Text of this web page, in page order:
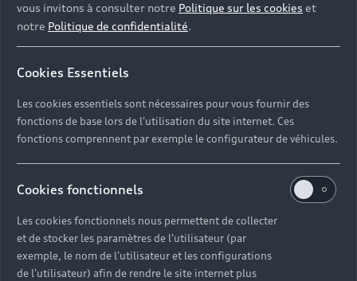
vous invitons à consulter notre Politique sur les cookies et
notre Politique de confidentialité.
Cookies Essentiels
Les cookies essentiels sont nécessaires pour vous fournir des
fonctions de base lors de l'utilisation du site internet. Ces
fonctions comprennent par exemple le configurateur de véhicules.
Cookies fonctionnels
Les cookies fonctionnels nous permettent de collecter
et de stocker les paramètres de l'utilisateur (par
exemple, le nom de l'utilisateur et les configurations
de l'utilisateur) afin de rendre le site internet plus
Votre devis en quelques clics
Suivez ces étapes pour accéder à notre catalogue de
prestations adapté à votre Audi, prendre rendez-vous
et payer en toute simplicité.